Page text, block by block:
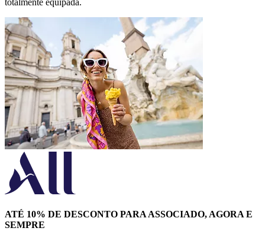
ATÉ 10% DE DESCONTO PARA ASSOCIADO, AGORA E
SEMPRE